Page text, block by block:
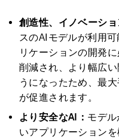
創造性、イノベーショ
スのAIモデルが利用
リケーションの開発
削減され、より幅広
うになったため、最
が促進されます。
より安全なAI： モデ
いアプリケーション